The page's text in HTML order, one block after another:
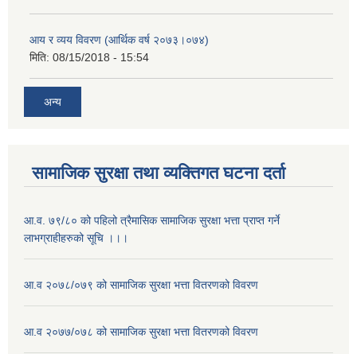
आय र व्यय विवरण (आर्थिक वर्ष २०७३।०७४)
मिति: 08/15/2018 - 15:54
अन्य
सामाजिक सुरक्षा तथा व्यक्तिगत घटना दर्ता
आ.व. ७९/८० को पहिलो त्रैमासिक सामाजिक सुरक्षा भत्ता प्राप्त गर्ने
लाभग्राहीहरुको सूचि ।।।
आ.व २०७८/०७९ को सामाजिक सुरक्षा भत्ता वितरणको विवरण
आ.व २०७७/०७८ को सामाजिक सुरक्षा भत्ता वितरणको विवरण